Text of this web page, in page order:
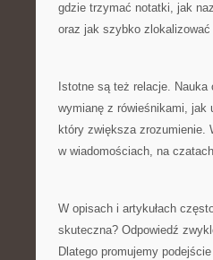
gdzie trzymać notatki, jak
oraz jak szybko
Istotne są też relacje.
wymianę z rówieśnikami, jak
który zwiększa zrozumienie.
w wiadomościach, na
W opisach i artykułach
skuteczna? Odpowiedź
Dlatego promujemy